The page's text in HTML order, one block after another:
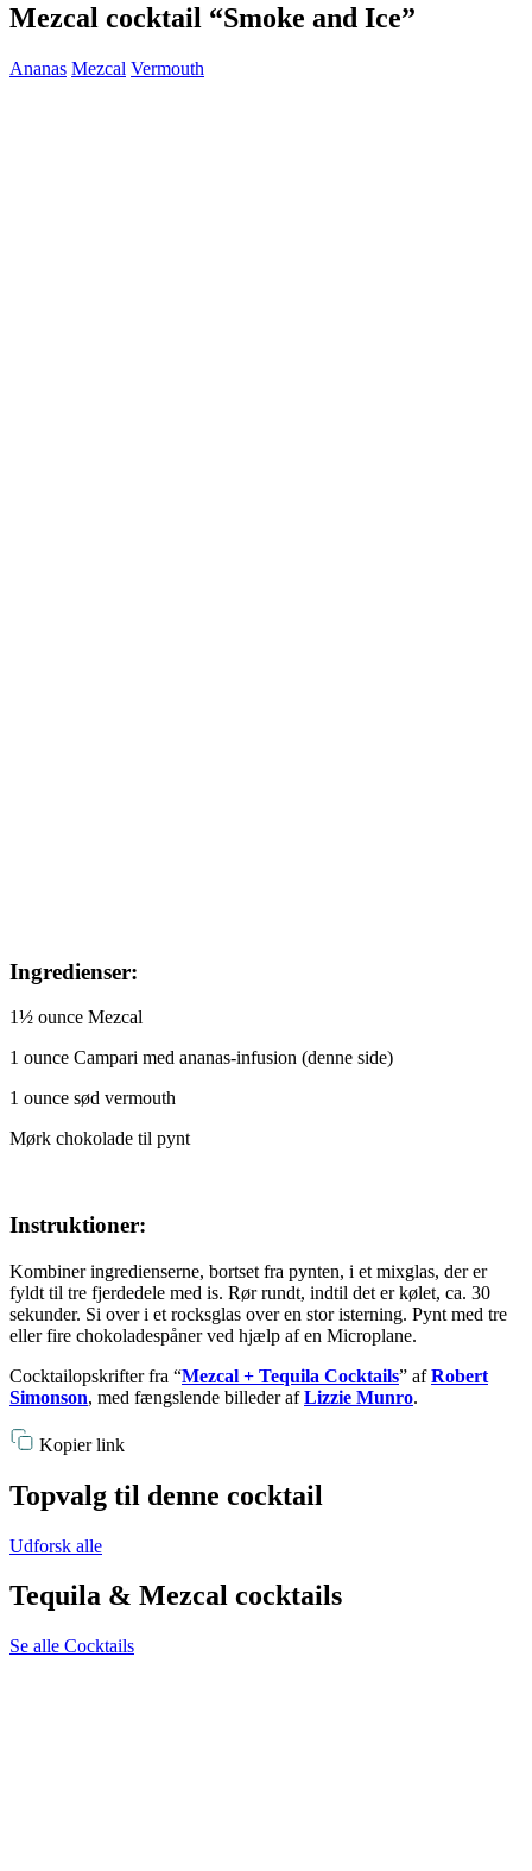
Mezcal cocktail “Smoke and Ice”
Ananas Mezcal Vermouth
Ingredienser:
1½ ounce Mezcal
1 ounce Campari med ananas-infusion (denne side)
1 ounce sød vermouth
Mørk chokolade til pynt
Instruktioner:
Kombiner ingredienserne, bortset fra pynten, i et mixglas, der er
fyldt til tre fjerdedele med is. Rør rundt, indtil det er kølet, ca. 30
sekunder. Si over i et rocksglas over en stor isterning. Pynt med tre
eller fire chokoladespåner ved hjælp af en Microplane.
Cocktailopskrifter fra “Mezcal + Tequila Cocktails” afRobert
Simonson, med fængslende billeder afLizzie Munro.
Kopier link
Topvalg til denne cocktail
Udforsk alle
Tequila & Mezcal cocktails
Se alle Cocktails